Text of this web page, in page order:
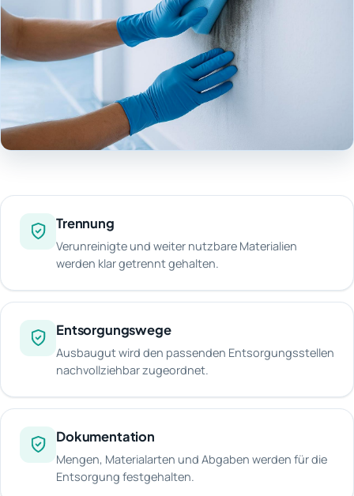
Trennung
Verunreinigte und weiter nutzbare Materialien
werden klar getrennt gehalten.
Entsorgungswege
Ausbaugut wird den passenden Entsorgungsstellen
nachvollziehbar zugeordnet.
Dokumentation
Mengen, Materialarten und Abgaben werden für die
Entsorgung festgehalten.